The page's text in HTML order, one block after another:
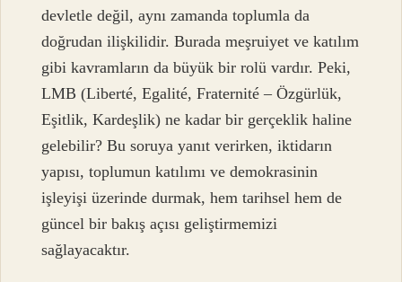
devletle değil, aynı zamanda toplumla da
doğrudan ilişkilidir. Burada meşruiyet ve katılım
gibi kavramların da büyük bir rolü vardır. Peki,
LMB (Liberté, Egalité, Fraternité – Özgürlük,
Eşitlik, Kardeşlik) ne kadar bir gerçeklik haline
gelebilir? Bu soruya yanıt verirken, iktidarın
yapısı, toplumun katılımı ve demokrasinin
işleyişi üzerinde durmak, hem tarihsel hem de
güncel bir bakış açısı geliştirmemizi
sağlayacaktır.